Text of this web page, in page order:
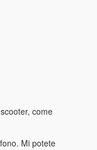
come
Mi potete